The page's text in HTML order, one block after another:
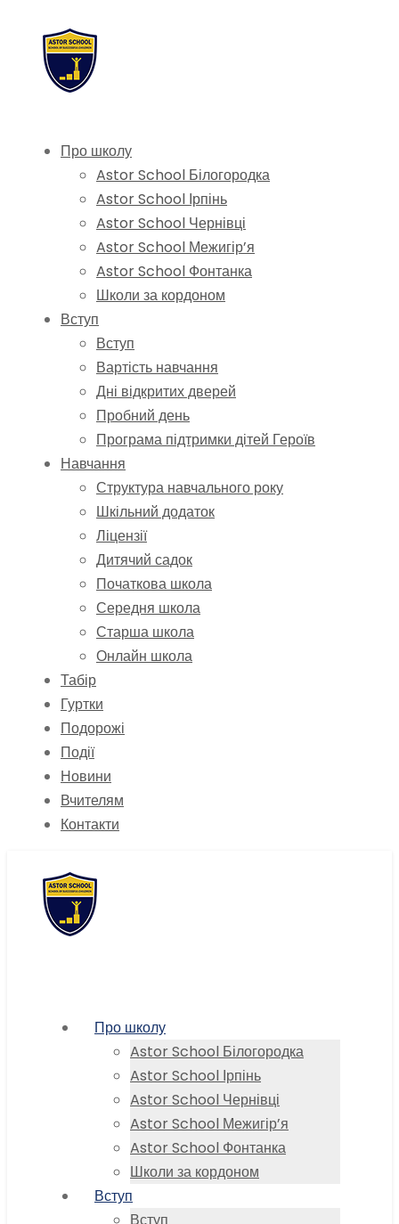
Про школу
Astor School Білогородка
Astor School Ірпінь
Astor School Чернівці
Astor School Межигір’я
Astor School Фонтанка
Школи за кордоном
Вступ
Вступ
Вартість навчання
Дні відкритих дверей
Пробний день
Програма підтримки дітей Героїв
Навчання
Структура навчального року
Шкільний додаток
Ліцензії
Дитячий садок
Початкова школа
Середня школа
Старша школа
Онлайн школа
Табір
Гуртки
Подорожі
Події
Новини
Вчителям
Контакти
Про школу
Astor School Білогородка
Astor School Ірпінь
Astor School Чернівці
Astor School Межигір’я
Astor School Фонтанка
Школи за кордоном
Вступ